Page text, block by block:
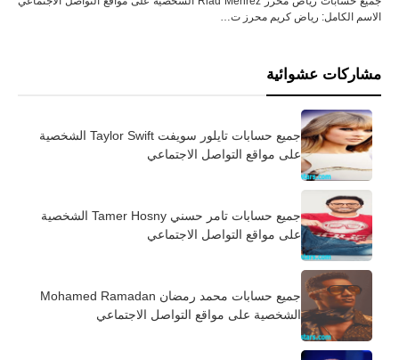
الاسم الكامل: رياض كريم محرز ت…
مشاركات عشوائية
جميع حسابات تايلور سويفت Taylor Swift الشخصية
على مواقع التواصل الاجتماعي
جميع حسابات تامر حسني Tamer Hosny الشخصية
على مواقع التواصل الاجتماعي
جميع حسابات محمد رمضان Mohamed Ramadan
الشخصية على مواقع التواصل الاجتماعي